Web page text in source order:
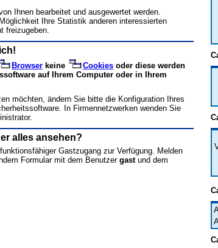
Ihnen bearbeitet und ausgewertet werden.
Ihre Statistik anderen interessierten
freizugeben.
Browser keine Cookies oder diese werden
auf Ihrem Computer oder in Ihrem
möchten, ändern Sie bitte die Konfiguration Ihres
In Firmennetzwerken wenden Sie
alles ansehen?
Gastzugang zur Verfügung. Melden
Formular mit dem Benutzer gastund dem